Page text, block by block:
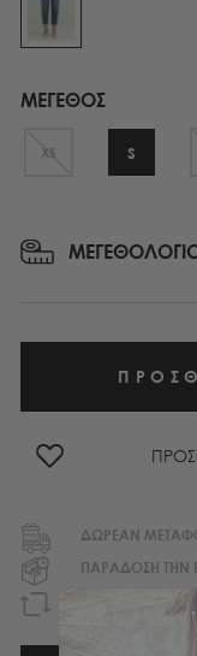
ΜΕΓΕΘΟΣ
XS S
ΔΩΡΕΑΝ
ΠΑΡΑΔΟΣΗ ΤΗΝ
EΠΙΣΤΡΟΦΗ